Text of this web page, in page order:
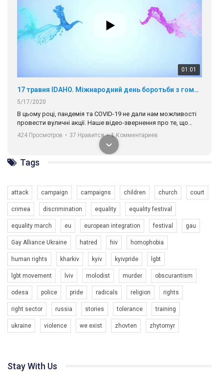
01:01
17 травня IDAHO. Міжнародний день боротьби з гомофобією трансфобією і біфобія.
5/17/2020
В цьому році, пандемія та COVІD-19 не дали нам можливості
провести вуличні акції. Наше відео-звернення про те, що
навіть коли ми у різних містах та не можемо зустрінеться, ми
разом. Ми закликаємо всіх хто поділяє цінності рівності та
солідарності, приєднатися до нас. Регіональні підрозділи
ГАУ є в 16 областях України.
Разом наш голос лунає гучніше!
424 Просмотров • 37 Нравится • 1 Комментариев
Зупинимо насильство проти ЛГБТ в Україні! Stop violence against LGBT in Ukraine!
6/30/2017
Емоційний та вражаючий промо-ролік на конкурс PACT, який
представляє програму "Гей-альянс Україна" з протидії
насильству проти ЛГБТ в Україні.
Якщо ти хочеш підтримати нас - просто натисни "лайк" під
1.9K Просмотров • 226 Нравится 5 Комментариев
Tags
attack campaign campaigns children church court
crimea discrimination equality equality festival
equality march eu european integration festival gau
Gay Alliance Ukraine hatred hiv homophobia
human rights kharkiv kyiv kyivpride lgbt
lgbt movement lviv molodist murder obscurantism
odesa police pride radicals religion rights
right sector russia stories tolerance training
ukraine violence we exist zhovten zhytomyr
Stay With Us